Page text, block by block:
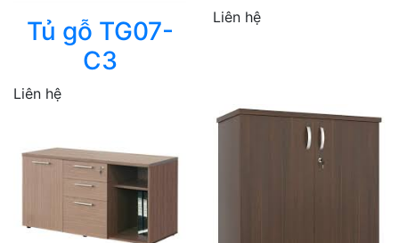
Tủ gỗ TG07-
C3
Liên hệ
Liên hệ